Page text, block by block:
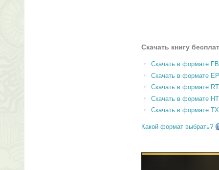
Скачать книгу
Скачать в формате
Скачать в формате
Скачать в формате
Скачать в формате
Скачать в формате
Какой формат выбрать?